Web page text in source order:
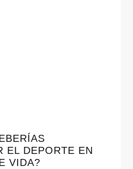
EL DEPORTE EN
VIDA?